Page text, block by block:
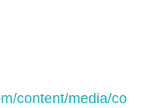
content/media/co